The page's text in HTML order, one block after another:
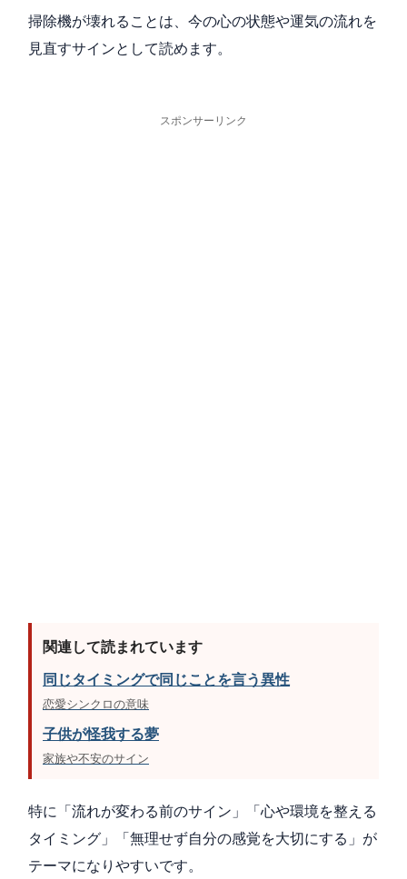
掃除機が壊れることは、今の心の状態や運気の流れを
見直すサインとして読めます。
スポンサーリンク
関連して読まれています
同じタイミングで同じことを言う異性
恋愛シンクロの意味
子供が怪我する夢
家族や不安のサイン
特に「流れが変わる前のサイン」「心や環境を整える
タイミング」「無理せず自分の感覚を大切にする」が
テーマになりやすいです。